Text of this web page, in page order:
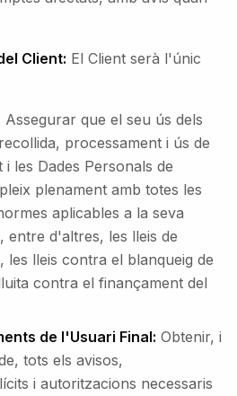
Client: El Client serà l'únic
Assegurar que el seu ús dels
processament i ús de
i les Dades Personals de
plenament amb totes les
aplicables a la seva
entre d'altres, les lleis de
les lleis contra el blanqueig de
contra el finançament del
de l'Usuari Final: Obtenir, i
tots els avisos,
i autoritzacions necessaris